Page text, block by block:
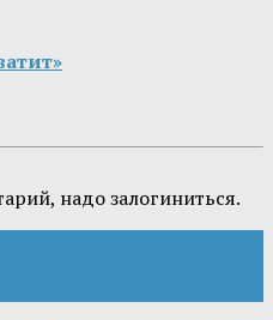
надо залогиниться.